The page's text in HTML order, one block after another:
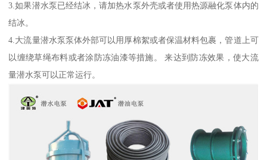
3.如果潜水泵已经结冰，请加热水泵外壳或者使用热源融化泵体内的
结冰。
4.大流量潜水泵泵体外部可以用厚棉絮或者保温材料包裹，管道上可
以缠绕草绳布料或者涂防冻油漆等措施。 来达到防冻效果，使大流
量潜水泵可以正常运行。